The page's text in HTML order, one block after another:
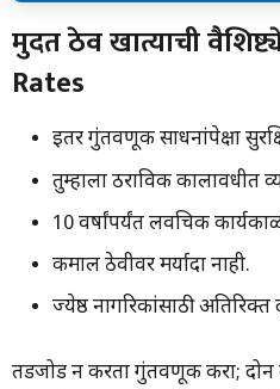
मुदत ठेव खात्याची वैशिष्ट्ये | Bank
ज्येष्ठ नागरिकांसाठी मोठी संधी,
‘या’ बँका एफडीवर सार्वत्रिक
FD वर सर्वाधिक व्याज देणार्‍या
खालील बँकांमध्ये सर्वाधिक एफडी दर
खालील बँकांमध्ये सर्वाधिक एफडी
भारतातील लोकप्रिय बँकांचे एफडी
मुदत ठेव खात्याची
Rates
इतर गुंतवणूक साधनांपेक्षा
तुम्हाला ठराविक कालावधीत
10 वर्षांपर्यंत लवचिक
कमाल ठेवीवर मर्यादा नाही.
ज्येष्ठ नागरिकांसाठी अतिरिक्त
तडजोड न करता गुंतवणूक करा; दोन